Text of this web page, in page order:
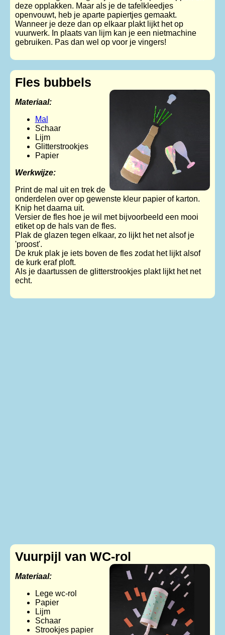
deze opplakken. Maar als je de tafelkleedjes
openvouwt, heb je aparte papiertjes gemaakt.
Wanneer je deze dan op elkaar plakt lijkt het op
vuurwerk. In plaats van lijm kan je een nietmachine
gebruiken. Pas dan wel op voor je vingers!
Fles bubbels
Materiaal:
Mal
Schaar
Lijm
Glitterstrookjes
Papier
Werkwijze:
Print de mal uit en trek de
onderdelen over op gewenste kleur papier of karton.
Knip het daarna uit.
Versier de fles hoe je wil met bijvoorbeeld een mooi
etiket op de hals van de fles.
Plak de glazen tegen elkaar, zo lijkt het net alsof je
'proost'.
De kruk plak je iets boven de fles zodat het lijkt alsof
de kurk eraf ploft.
Als je daartussen de glitterstrookjes plakt lijkt het net
echt.
Vuurpijl van WC-rol
Materiaal:
Lege wc-rol
Papier
Lijm
Schaar
Strookjes papier